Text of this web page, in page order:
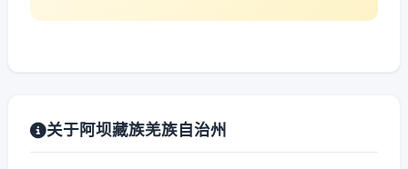
关于阿坝藏族羌族自治州